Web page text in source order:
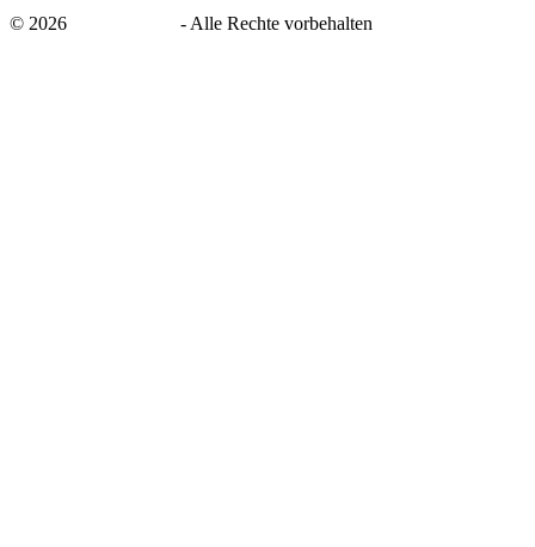
© 2026 - Alle Rechte vorbehalten